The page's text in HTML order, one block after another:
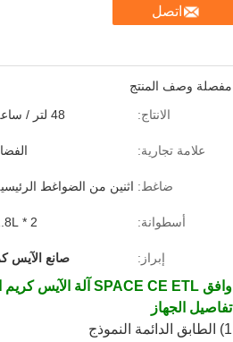
اتصل
مفصلة وصف المنتج
الانتاج:
48 لتر / ساعة
علامة تجارية:
ضاغط: اثنين من الضواغط
أسطوانة: 2 * 1.8L
إبراز: صانع الآيس
وافق SPACE CE ETL آلة الآيس كريم الزبادي المجمد اثنين من الضواغط الرئيسية
تفاصيل الجهاز
1) الطابق الدائمة النموذج